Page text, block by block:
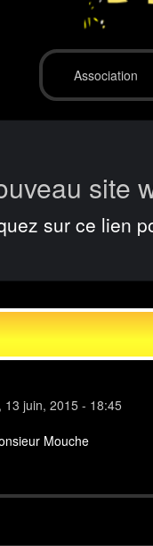
Association
site
sur ce lien
13 juin, 2015 - 18:45
Mouche